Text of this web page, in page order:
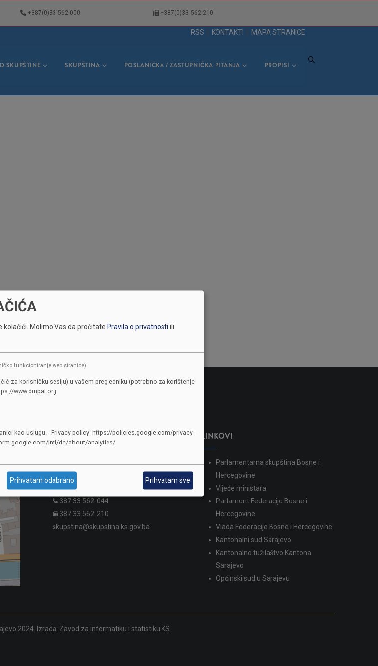
+387(0)33 562-000 +387(0)33 562-210
RSS KONTAKTI MAPA STRANICE
SKUPŠTINE SKUPŠTINA POSLANIČKA / ZASTUPNIČKA PITANJA PROPISI
KONTAKTI
SKUPŠTINA
Adresa: Sarajevo, Reisa Džemaludina
Čauševića 1
387 33 562-044
387 33 562-210
skupstina@skupstina.ks.gov.ba
LINKOVI
Parlamentarna skupština Bosne i
Hercegovine
Vijeće ministara
Parlament Federacije Bosne i
Hercegovine
Vlada Federacije Bosne i Hercegovine
Kantonalni sud Sarajevo
Kantonalno tužilaštvo Kantona
Sarajevo
Općinski sud u Sarajevu
2024. Izrada: Zavod za informatiku i statistiku KS
kolačići. Molimo Vas da pročitate Pravila o privatnosti ili
funkcioniranje web stranice)
za korisničku sesiju) u vašem pregledniku (potrebno za korištenje
www.drupal.org
kao uslugu. - Privacy policy: https://policies.google.com/privacy -
intl/de/about/analytics/
Prihvatam odabrano Prihvatam sve